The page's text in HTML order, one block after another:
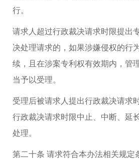
行。
请求人超过行政裁决请求时限提出
决处理请求的，如果涉嫌侵权的行
续，且在涉案专利权有效期内，管
当予以受理。
受理后被请求人提出行政裁决请求
行政裁决请求时限中止、中断、延
处理。
第二十条 请求符合本办法相关规定